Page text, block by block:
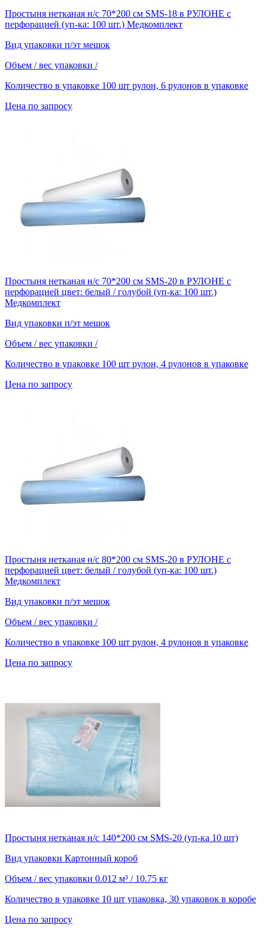
Простыня нетканая н/с 70*200 см SMS-18 в РУЛОНЕ с
перфорацией (уп-ка: 100 шт.) Медкомплект
Вид упаковки п/эт мешок
Объем / вес упаковки /
Количество в упаковке 100 шт рулон, 6 рулонов в упаковке
Цена по запросу
Простыня нетканая н/с 70*200 см SMS-20 в РУЛОНЕ с
перфорацией цвет: белый / голубой (уп-ка: 100 шт.)
Медкомплект
Вид упаковки п/эт мешок
Объем / вес упаковки /
Количество в упаковке 100 шт рулон, 4 рулонов в упаковке
Цена по запросу
Простыня нетканая н/с 80*200 см SMS-20 в РУЛОНЕ с
перфорацией цвет: белый / голубой (уп-ка: 100 шт.)
Медкомплект
Вид упаковки п/эт мешок
Объем / вес упаковки /
Количество в упаковке 100 шт рулон, 4 рулонов в упаковке
Цена по запросу
Простыня нетканая н/с 140*200 см SMS-20 (уп-ка 10 шт)
Вид упаковки Картонный короб
Объем / вес упаковки 0.012 м³ / 10.75 кг
Количество в упаковке 10 шт упаковка, 30 упаковок в коробе
Цена по запросу